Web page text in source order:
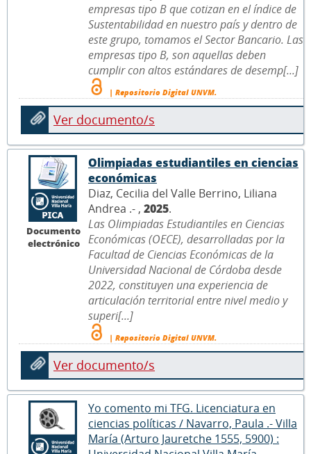
empresas tipo B que cotizan en el índice de
Sustentabilidad en nuestro país y dentro de
este grupo, tomamos el Sector Bancario. Las
empresas tipo B, son aquellas deben
cumplir con altos estándares de desemp[...]
| Repositorio Digital UNVM.
Ver documento/s
Documento
electrónico
Olimpiadas estudiantiles en ciencias
económicas
Diaz, Cecilia del Valle Berrino, Liliana
Andrea .- , 2025.
Las Olimpiadas Estudiantiles en Ciencias
Económicas (OECE), desarrolladas por la
Facultad de Ciencias Económicas de la
Universidad Nacional de Córdoba desde
2022, constituyen una experiencia de
articulación territorial entre nivel medio y
superi[...]
| Repositorio Digital UNVM.
Ver documento/s
Yo comento mi TFG. Licenciatura en
ciencias políticas / Navarro, Paula .- Villa
María (Arturo Jauretche 1555, 5900) :